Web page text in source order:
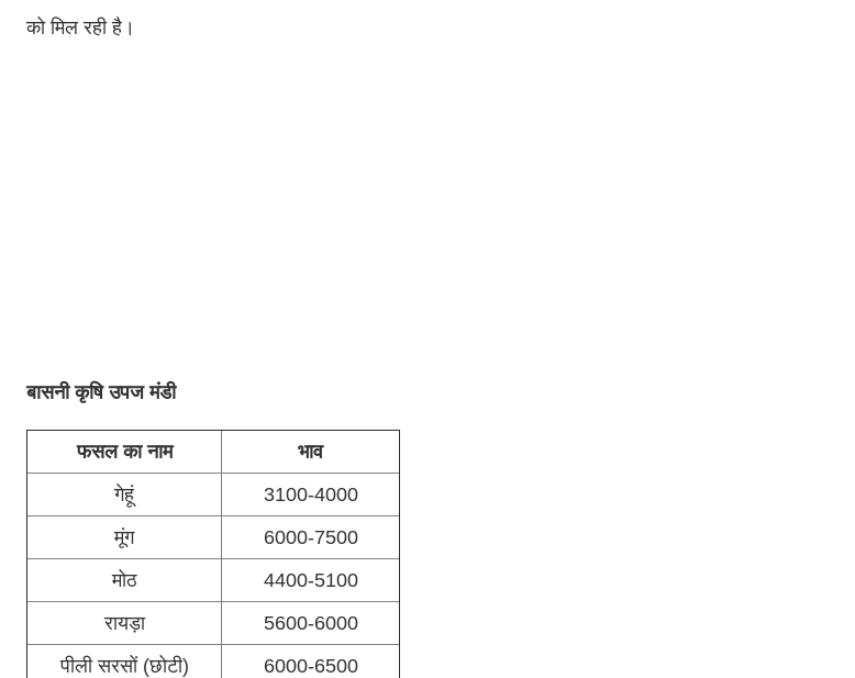
को मिल रही है।
बासनी कृषि उपज मंडी
फसल का नाम
भाव
गेहूं
3100-4000
मूंग
6000-7500
मोठ
4400-5100
रायड़ा
5600-6000
पीली सरसों (छोटी)
6000-6500